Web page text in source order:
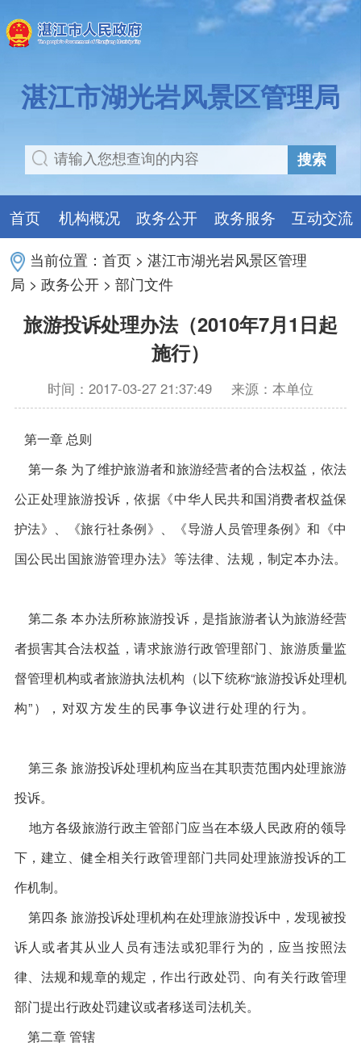
湛江市湖光岩风景区管理局
搜索
首页 机构概况 政务公开 政务服务 互动交流
当前位置：首页 >湛江市湖光岩风景区管理
局 >政务公开 >部门文件
旅游投诉处理办法（2010年7月1日起
施行）
时间：2017-03-27 21:37:49 来源：本单位
第一章 总则
第一条 为了维护旅游者和旅游经营者的合法权益，依法
公正处理旅游投诉，依据《中华人民共和国消费者权益保
护法》、《旅行社条例》、《导游人员管理条例》和《中
国公民出国旅游管理办法》等法律、法规，制定本办法。
第二条 本办法所称旅游投诉，是指旅游者认为旅游经营
者损害其合法权益，请求旅游行政管理部门、旅游质量监
督管理机构或者旅游执法机构（以下统称“旅游投诉处理机
构”），对双方发生的民事争议进行处理的行为。
第三条 旅游投诉处理机构应当在其职责范围内处理旅游
投诉。
地方各级旅游行政主管部门应当在本级人民政府的领导
下，建立、健全相关行政管理部门共同处理旅游投诉的工
作机制。
第四条 旅游投诉处理机构在处理旅游投诉中，发现被投
诉人或者其从业人员有违法或犯罪行为的，应当按照法
律、法规和规章的规定，作出行政处罚、向有关行政管理
部门提出行政处罚建议或者移送司法机关。
第二章 管辖